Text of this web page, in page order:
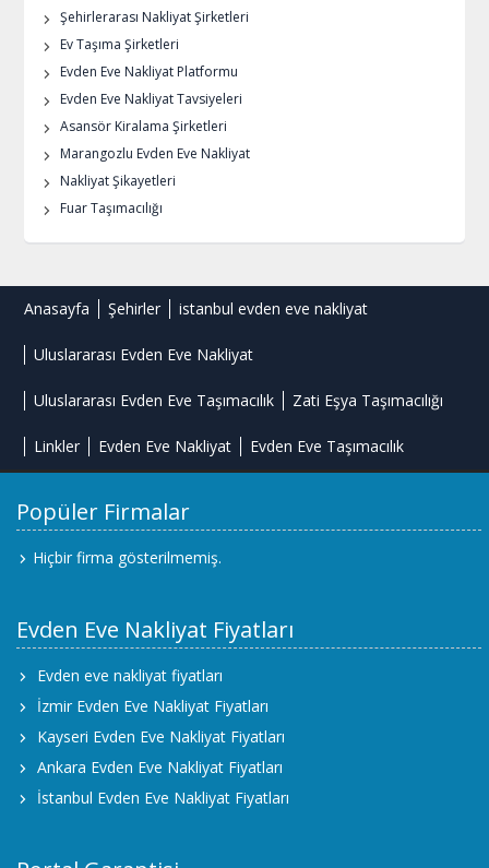
Şehirlerarası Nakliyat Şirketleri
Ev Taşıma Şirketleri
Evden Eve Nakliyat Platformu
Evden Eve Nakliyat Tavsiyeleri
Asansör Kiralama Şirketleri
Marangozlu Evden Eve Nakliyat
Nakliyat Şikayetleri
Fuar Taşımacılığı
Anasayfa Şehirler istanbul evden eve nakliyat
Uluslararası Evden Eve Nakliyat
Uluslararası Evden Eve Taşımacılık Zati Eşya Taşımacılığı
Linkler Evden Eve Nakliyat Evden Eve Taşımacılık
Popüler Firmalar
Hiçbir firma gösterilmemiş.
Evden Eve Nakliyat Fiyatları
Evden eve nakliyat fiyatları
İzmir Evden Eve Nakliyat Fiyatları
Kayseri Evden Eve Nakliyat Fiyatları
Ankara Evden Eve Nakliyat Fiyatları
İstanbul Evden Eve Nakliyat Fiyatları